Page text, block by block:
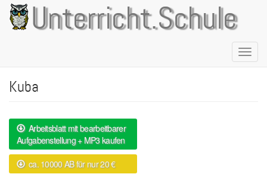
Direkt
zum
Inhalt
Unterricht.Schule
Kuba
Arbeitsblatt mit bearbeitbarer
Aufgabenstellung + MP3 kaufen
ca. 10000 AB für nur 20 €